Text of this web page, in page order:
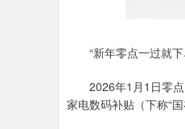
“新年零点一过就下
2026年1月1日零点
家电数码补贴（下称“国